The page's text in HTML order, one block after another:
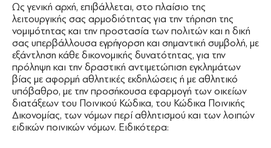
Ως γενική αρχή, επιβάλλεται, στο πλαίσιο της
λειτουργικής σας αρμοδιότητας για την τήρηση της
νομιμότητας και την προστασία των πολιτών και η δική
σας υπερβάλλουσα εγρήγορση και σημαντική συμβολή, με
εξάντληση κάθε δικονομικής δυνατότητας, για την
πρόληψη και την δραστική αντιμετώπιση εγκλημάτων
βίας με αφορμή αθλητικές εκδηλώσεις ή με αθλητικό
υπόβαθρο, με την προσήκουσα εφαρμογή των οικείων
διατάξεων του Ποινικού Κώδικα, του Κώδικα Ποινικής
Δικονομίας, των νόμων περί αθλητισμού και των λοιπών
ειδικών ποινικών νόμων. Ειδικότερα: